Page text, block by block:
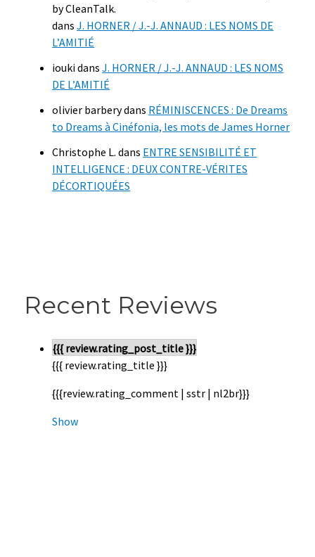
by CleanTalk.
dansJ. HORNER / J.-J. ANNAUD : LES NOMS DE
L’AMITIÉ
ioukidansJ. HORNER / J.-J. ANNAUD : LES NOMS
DE L’AMITIÉ
olivier barberydans RÉMINISCENCES : De Dreams
to Dreams à Cinéfonia, les mots de James Horner
Christophe L. dans ENTRE SENSIBILITÉ ET
INTELLIGENCE : DEUX CONTRE-VÉRITES
DÉCORTIQUÉES
Recent Reviews
{{{ review.rating_post_title }}}
{{{ review.rating_title }}}
{{{review.rating_comment | sstr | nl2br}}}
Show